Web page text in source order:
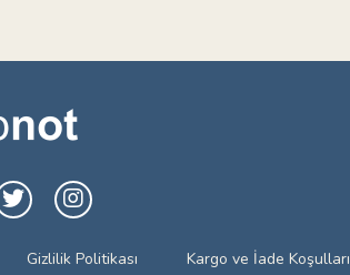
Gizlilik Politikası Kargo ve İade Koşulları